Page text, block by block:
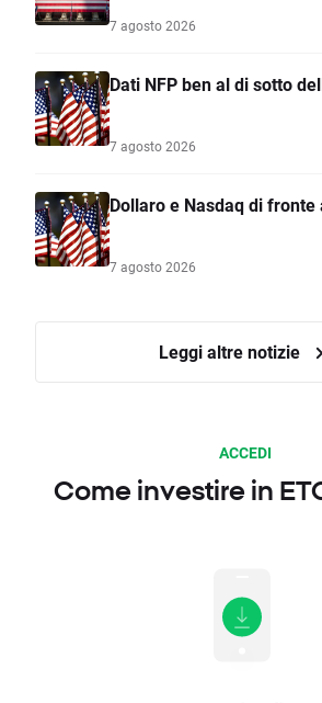
7 agosto 2026
Dati NFP ben al di sotto
7 agosto 2026
Dollaro e Nasdaq di fronte
7 agosto 2026
Leggi altre notizie
ACCEDI
Come investire in